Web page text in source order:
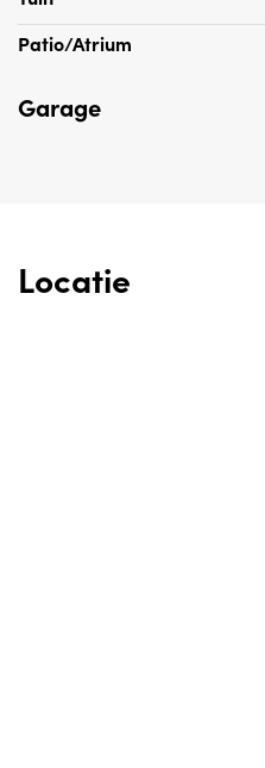
Patio/Atrium
Garage
Locatie